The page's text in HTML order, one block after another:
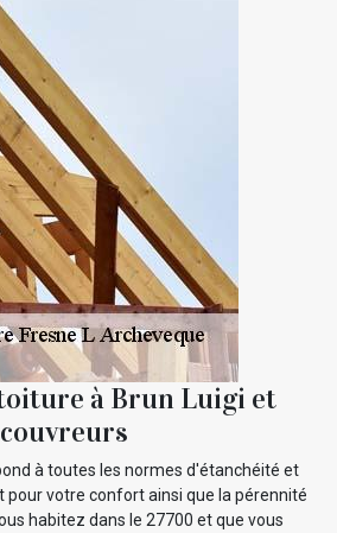
à Brun Luigi et
à toutes les normes d'étanchéité et
votre confort ainsi que la pérennité
habitez dans le 27700 et que vous